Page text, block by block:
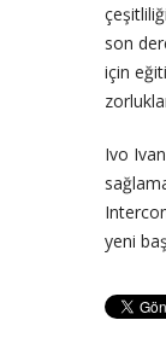
son
için
Ivo
yeni